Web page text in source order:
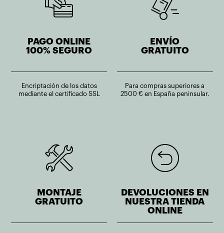
PAGO ONLINE
100% SEGURO
Encriptación de los datos
mediante el certificado SSL
ENVÍO
GRATUITO
Para compras superiores a
2500 € en España peninsular.
MONTAJE
GRATUITO
DEVOLUCIONES EN
NUESTRA TIENDA
ONLINE